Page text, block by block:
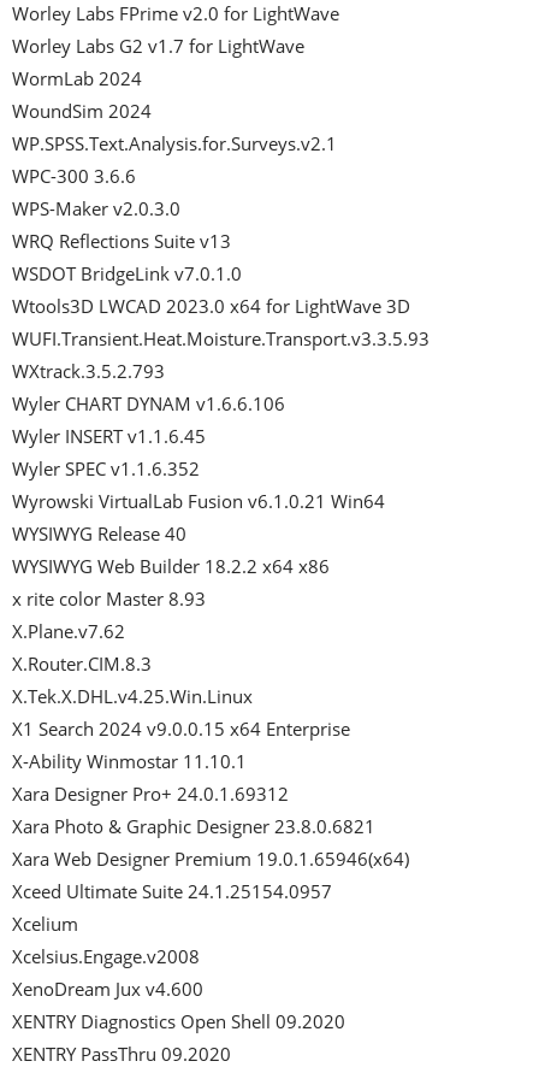
Worley Labs FPrime v2.0 for LightWave
Worley Labs G2 v1.7 for LightWave
WormLab 2024
WoundSim 2024
WP.SPSS.Text.Analysis.for.Surveys.v2.1
WPC-300 3.6.6
WPS-Maker v2.0.3.0
WRQ Reflections Suite v13
WSDOT BridgeLink v7.0.1.0
Wtools3D LWCAD 2023.0 x64 for LightWave 3D
WUFI.Transient.Heat.Moisture.Transport.v3.3.5.93
WXtrack.3.5.2.793
Wyler CHART DYNAM v1.6.6.106
Wyler INSERT v1.1.6.45
Wyler SPEC v1.1.6.352
Wyrowski VirtualLab Fusion v6.1.0.21 Win64
WYSIWYG Release 40
WYSIWYG Web Builder 18.2.2 x64 x86
x rite color Master 8.93
X.Plane.v7.62
X.Router.CIM.8.3
X.Tek.X.DHL.v4.25.Win.Linux
X1 Search 2024 v9.0.0.15 x64 Enterprise
X-Ability Winmostar 11.10.1
Xara Designer Pro+ 24.0.1.69312
Xara Photo & Graphic Designer 23.8.0.6821
Xara Web Designer Premium 19.0.1.65946(x64)
Xceed Ultimate Suite 24.1.25154.0957
Xcelium
Xcelsius.Engage.v2008
XenoDream Jux v4.600
XENTRY Diagnostics Open Shell 09.2020
XENTRY PassThru 09.2020